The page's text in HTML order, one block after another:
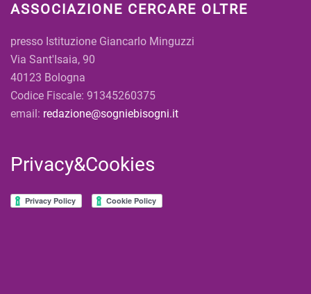
ASSOCIAZIONE CERCARE OLTRE
presso Istituzione Giancarlo Minguzzi
Via Sant'Isaia, 90
40123 Bologna
Codice Fiscale: 91345260375
email: redazione@sogniebisogni.it
Privacy&Cookies